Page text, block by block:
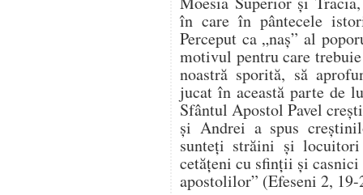
în care în pântecele
Perceput ca „naş” al
motivul pentru care
noastră sporită, să
jucat în această parte de
Sfântul Apostol Pavel
şi Andrei a spus
sunteţi străini şi
cetăţeni cu sfinţii şi
apostolilor” (Efeseni 2,